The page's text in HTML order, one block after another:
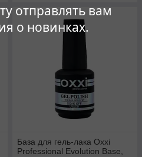
отправлять вам
о новинках.
База для гель-лака Oxxi
Professional Evolution Base,